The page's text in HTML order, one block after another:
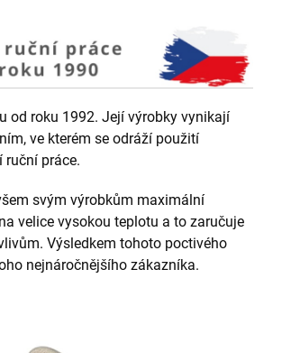
od roku 1992. Její výrobky vynikají
ve kterém se odráží použití
ruční práce.
svým výrobkům maximální
velice vysokou teplotu a to zaručuje
Výsledkem tohoto poctivého
nejnáročnějšího zákazníka.